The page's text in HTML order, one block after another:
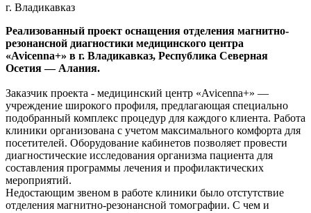
г. Владикавказ
Реализованный проект оснащения отделения магнитно-
резонансной диагностики медицинского центра
«Avicenna+» в г. Владикавказ, Республика Северная
Осетия — Алания.
Заказчик проекта - медицинский центр «Avicenna+» —
учреждение широкого профиля, предлагающая специально
подобранный комплекс процедур для каждого клиента. Работа
клиники организована с учетом максимального комфорта для
посетителей. Оборудование кабинетов позволяет провести
диагностические исследования организма пациента для
составления программы лечения и профилактических
мероприятий.
Недостающим звеном в работе клиники было отстутствие
отделения магнитно-резонансной томографии. С чем и